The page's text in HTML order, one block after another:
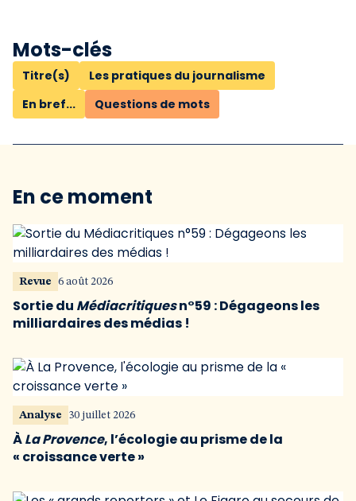
Mots-clés
Titre(s)
Les pratiques du journalisme
En bref...
Questions de mots
En ce moment
Revue 6 août 2026
Sortie du Médiacritiquesn°59 : Dégageons les
milliardaires des médias !
Analyse 30 juillet 2026
ÀLa Provence, l’écologie au prisme de la
« croissance verte »